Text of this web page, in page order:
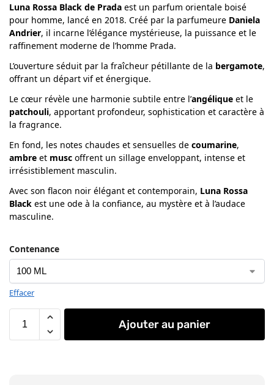
Luna Rossa Black de Prada est un parfum orientale boisé
pour homme, lancé en 2018. Créé par la parfumeure Daniela
Andrier, il incarne l’élégance mystérieuse, la puissance et le
raffinement moderne de l’homme Prada.
L’ouverture séduit par la fraîcheur pétillante de la bergamote,
offrant un départ vif et énergique.
Le cœur révèle une harmonie subtile entre l’angélique et le
patchouli, apportant profondeur, sophistication et caractère à
la fragrance.
En fond, les notes chaudes et sensuelles de coumarine,
ambre et musc offrent un sillage enveloppant, intense et
irrésistiblement masculin.
Avec son flacon noir élégant et contemporain, Luna Rossa
Black est une ode à la confiance, au mystère et à l’audace
masculine.
Contenance
Effacer
Ajouter au panier